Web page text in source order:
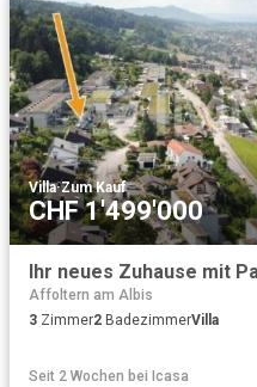
Villa·Zum Kauf
CHF 1'499'000
Affoltern am Albis
3 Zimmer2 BadezimmerVilla
Seit 2 Wochen bei Icasa